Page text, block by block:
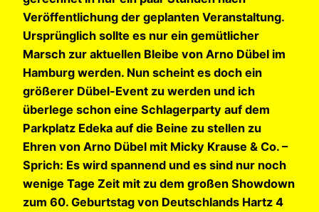
Veröffentlichung der geplanten Veranstaltung.
Ursprünglich sollte es nur ein gemütlicher
Marsch zur aktuellen Bleibe von Arno Dübel im
Hamburg werden. Nun scheint es doch ein
größerer Dübel-Event zu werden und ich
überlege schon eine Schlagerparty auf dem
Parkplatz Edeka auf die Beine zu stellen zu
Ehren von Arno Dübel mit Micky Krause & Co. –
Sprich: Es wird spannend und es sind nur noch
wenige Tage Zeit mit zu dem großen Showdown
zum 60. Geburtstag von Deutschlands Hartz 4